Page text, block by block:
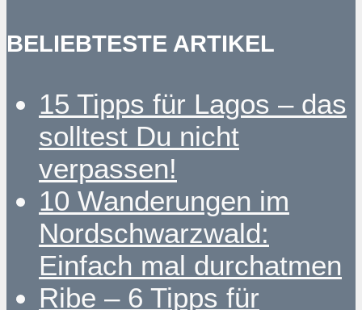
BELIEBTESTE ARTIKEL
15 Tipps für Lagos – das
solltest Du nicht
verpassen!
10 Wanderungen im
Nordschwarzwald:
Einfach mal durchatmen
Ribe – 6 Tipps für